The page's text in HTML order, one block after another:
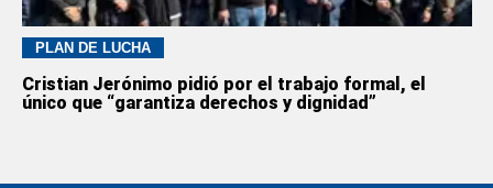
PLAN DE LUCHA
Cristian Jerónimo pidió por el trabajo formal, el
único que “garantiza derechos y dignidad”